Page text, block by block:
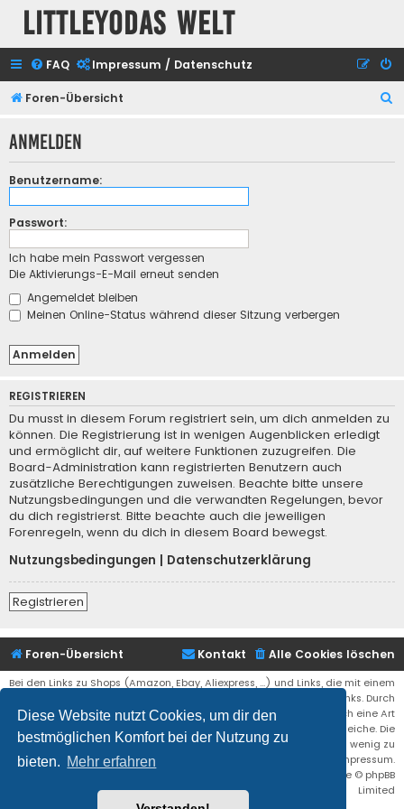
Diese Website nutzt Cookies, um dir den
bestmöglichen Komfort bei der Nutzung zu
bieten. Mehr erfahren
Littleyodas Welt
FAQ Impressum / Datenschutz
Foren-Übersicht
h
Anmelden
Benutzername:
Passwort:
Ich habe mein Passwort vergessen
Die Aktivierungs-E-Mail erneut senden
Angemeldet bleiben
Meinen Online-Status während dieser Sitzung verbergen
REGISTRIEREN
Du musst in diesem Forum registriert sein, um dich anmelden zu
können. Die Registrierung ist in wenigen Augenblicken erledigt
und ermöglicht dir, auf weitere Funktionen zuzugreifen. Die
Board-Administration kann registrierten Benutzern auch
zusätzliche Berechtigungen zuweisen. Beachte bitte unsere
Nutzungsbedingungen und die verwandten Regelungen, bevor
du dich registrierst. Bitte beachte auch die jeweiligen
Forenregeln, wenn du dich in diesem Board bewegst.
Nutzungsbedingungen
Datenschutzerklärung
Registrieren
Foren-Übersicht Alle Cookies löschen
Kontakt
Bei den Links zu Shops (Amazon, Ebay, Aliexpress, ...) und Links, die mit einem
Stern (*) markiert sind, kann es sich um sogenannte Affiliate Links. Durch
den Kauf eines Produktes über einen Affiliate Link erhälte ich eine Art
Umsatzbeteiligung gutgeschrieben. Für euch bleibt der Preis der gleiche. Die
Einnahmen helfen die Hostgebühren für diese Webseite ein wenig zu
reduzieren. Siehe auch das Impressum.
® Forum Software © phpBB
Limited